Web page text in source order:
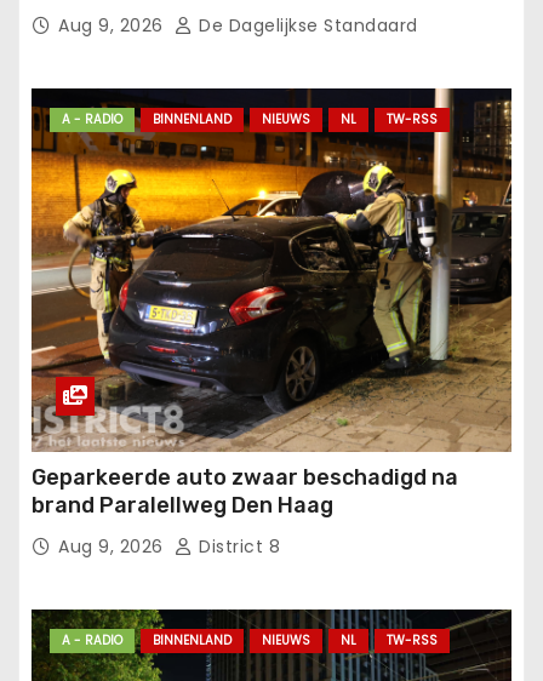
Aug 9, 2026 De Dagelijkse Standaard
A - RADIO BINNENLAND NIEUWS NL TW-RSS
Geparkeerde auto zwaar beschadigd na
brand Paralellweg Den Haag
Aug 9, 2026 District 8
A - RADIO BINNENLAND NIEUWS NL TW-RSS